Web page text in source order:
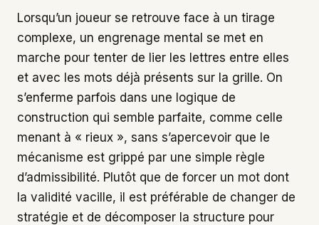
Lorsqu’un joueur se retrouve face à un tirage
complexe, un engrenage mental se met en
marche pour tenter de lier les lettres entre elles
et avec les mots déjà présents sur la grille. On
s’enferme parfois dans une logique de
construction qui semble parfaite, comme celle
menant à « rieux », sans s’apercevoir que le
mécanisme est grippé par une simple règle
d’admissibilité. Plutôt que de forcer un mot dont
la validité vacille, il est préférable de changer de
stratégie et de décomposer la structure pour